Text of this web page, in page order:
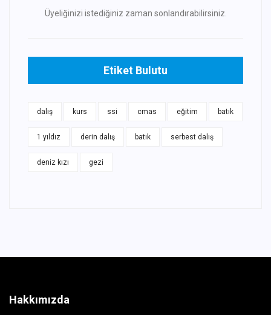
Üyeliğinizi istediğiniz zaman sonlandırabilirsiniz.
Etiket Bulutu
dalış kurs ssi cmas eğitim batık
1 yıldız derin dalış batık serbest dalış
deniz kızı gezi
Hakkımızda